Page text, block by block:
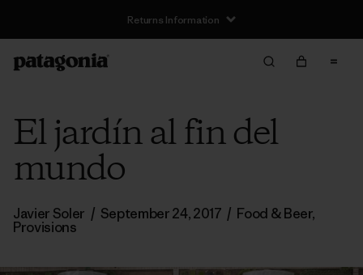
Returns Information
El jardín al fin del
mundo
Javier Soler / September 24, 2017 / Food & Beer,
Provisions